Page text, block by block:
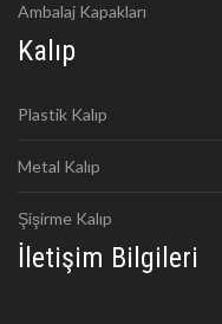
Ambalaj Kapakları
Kalıp
Plastik Kalıp
Metal Kalıp
Şişirme Kalıp
İletişim Bilgileri